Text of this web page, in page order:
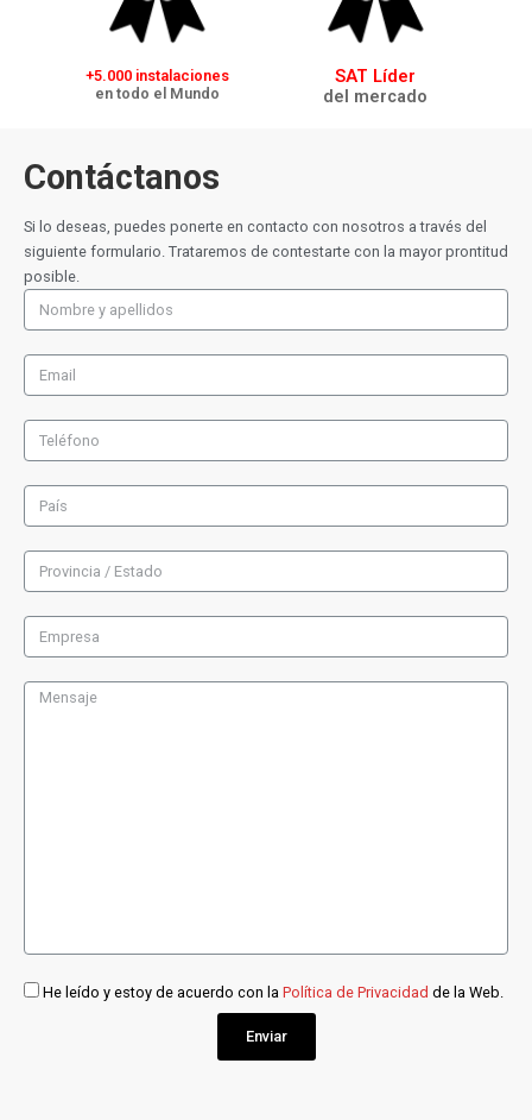
+5.000 instalaciones
en todo el Mundo
SAT Líder
del mercado
Contáctanos
Si lo deseas, puedes ponerte en contacto con nosotros a través del
siguiente formulario. Trataremos de contestarte con la mayor prontitud
posible.
He leído y estoy de acuerdo con la Política de Privacidad de la Web.
Enviar